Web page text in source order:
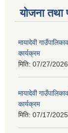
योजना तथा
मायादेवी
कार्यक्रम
मिति: 07/27/
मायादेवी
कार्यक्रम
मिति: 07/17/